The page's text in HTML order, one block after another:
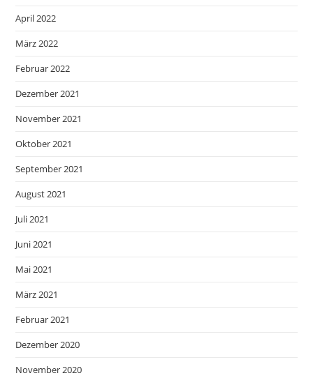
April 2022
März 2022
Februar 2022
Dezember 2021
November 2021
Oktober 2021
September 2021
August 2021
Juli 2021
Juni 2021
Mai 2021
März 2021
Februar 2021
Dezember 2020
November 2020